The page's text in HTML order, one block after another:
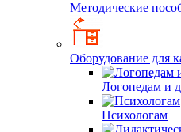
Методические
Оборудование для
Логопедам и
Психологам